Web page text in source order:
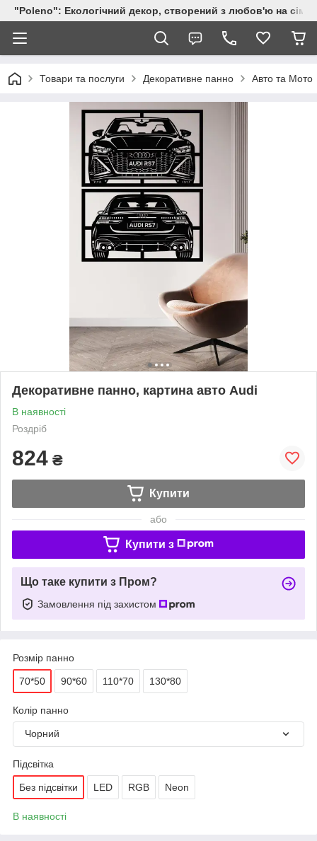
"Poleno": Екологічний декор, створений з любов'ю на
Товари та послуги Декоративне панно Авто та Мото
Декоративне панно, картина авто Audi
В наявності
Роздріб
824 ₴
Купити
або
Купити з
Що таке купити з Пром?
Замовлення під захистом
Розмір панно
70*50 90*60 110*70 130*80
Колір панно
Чорний
Підсвітка
Без підсвітки LED RGB Neon
В наявності